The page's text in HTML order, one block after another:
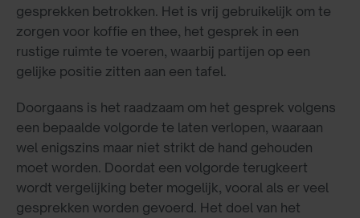
gesprekken betrokken. Het is vrij gebruikelijk om te
zorgen voor koffie en thee, het gesprek in een
rustige ruimte te voeren, waarbij partijen op een
gelijke positie zitten aan een tafel.
Doorgaans is het raadzaam om het gesprek volgens
een bepaalde volgorde te laten verlopen, waaraan
wel enigszins maar niet strikt de hand gehouden
moet worden. Doordat een volgorde terugkeert
wordt vergelijking beter mogelijk, vooral als er veel
gesprekken worden gevoerd. Het doel van het